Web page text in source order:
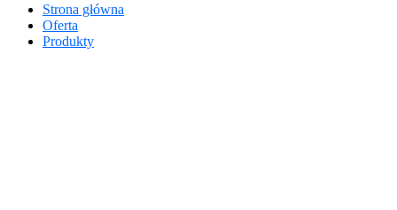
Strona główna
Oferta
Produkty